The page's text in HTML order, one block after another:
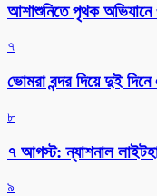
আশাশুনিতে পৃথক
৭
ভোমরা বন্দর দিয়ে দুই
৮
৭ আগস্ট: ন্যাশনাল
৯